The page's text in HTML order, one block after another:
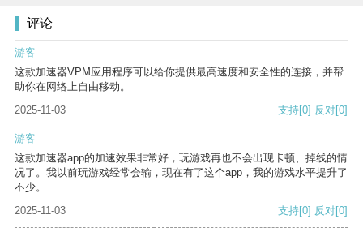
评论
游客
这款加速器VPM应用程序可以给你提供最高速度和安全性的连接，并帮
助你在网络上自由移动。
2025-11-03
支持[0] 反对[0]
游客
这款加速器app的加速效果非常好，玩游戏再也不会出现卡顿、掉线的情
况了。我以前玩游戏经常会输，现在有了这个app，我的游戏水平提升了
不少。
2025-11-03
支持[0] 反对[0]